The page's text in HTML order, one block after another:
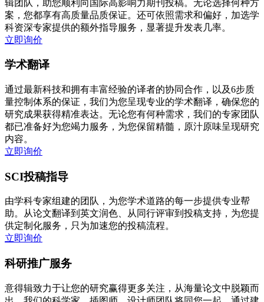
辑团队，助您顺利向国际高影响力期刊投稿。无论选择何种方
案，您都享有高质量品质保证。还可依照需求和偏好，加选学
科资深专家提供的额外指导服务，显著提升发表几率。
立即询价
学术翻译
通过最新科技和拥有丰富经验的译者的协同合作，以及6步质
量控制体系的保证，我们为您呈现专业的学术翻译，确保您的
研究成果获得精准表达。无论您有何种需求，我们的专家团队
都已准备好为您竭力服务，为您保留精髓，原汁原味呈现研究
内容。
立即询价
SCI投稿指导
由学科专家组建的团队，为您学术道路的每一步提供专业帮
助。从论文翻译到英文润色、从同行评审到投稿支持，为您提
供定制化服务，只为加速您的投稿流程。
立即询价
科研推广服务
意得辑致力于让您的研究赢得更多关注，从海量论文中脱颖而